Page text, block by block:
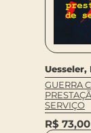
Uesseler,
GUERRA
SERVIÇO
R$ 73,00